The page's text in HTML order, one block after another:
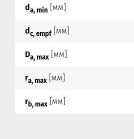
da, min [мм]
dc, empf[мм]
Da, max [мм]
ra, max [мм]
rb, max [мм]